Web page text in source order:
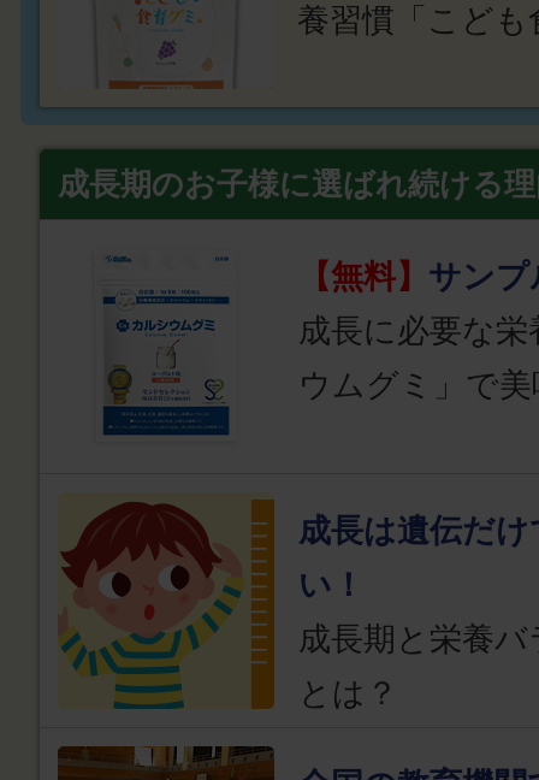
養習慣「こども
成長期のお子様に選ばれ続ける
【無料】 サンプ
成長に必要な
ウムグミ」で
成長は遺伝だ
い！
成長期と栄養
とは？